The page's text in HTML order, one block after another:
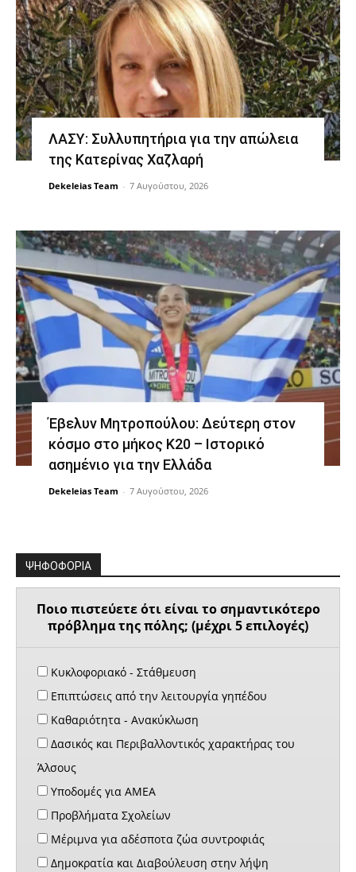
ΛΑΣΥ: Συλλυπητήρια για την απώλεια
της Κατερίνας Χαζλαρή
Dekeleias Team - 7 Αυγούστου, 2026
Έβελυν Μητροπούλου: Δεύτερη στον
κόσμο στο μήκος Κ20 – Ιστορικό
ασημένιο για την Ελλάδα
Dekeleias Team - 7 Αυγούστου, 2026
ΨΗΦΟΦΟΡΙΑ
Ποιο πιστεύετε ότι είναι το σημαντικότερο
πρόβλημα της πόλης; (μέχρι 5 επιλογές)
Κυκλοφοριακό - Στάθμευση
Επιπτώσεις από την λειτουργία γηπέδου
Καθαριότητα - Ανακύκλωση
Δασικός και Περιβαλλοντικός χαρακτήρας του
Άλσους
Υποδομές για ΑΜΕΑ
Προβλήματα Σχολείων
Μέριμνα για αδέσποτα ζώα συντροφιάς
Δημοκρατία και Διαβούλευση στην λήψη